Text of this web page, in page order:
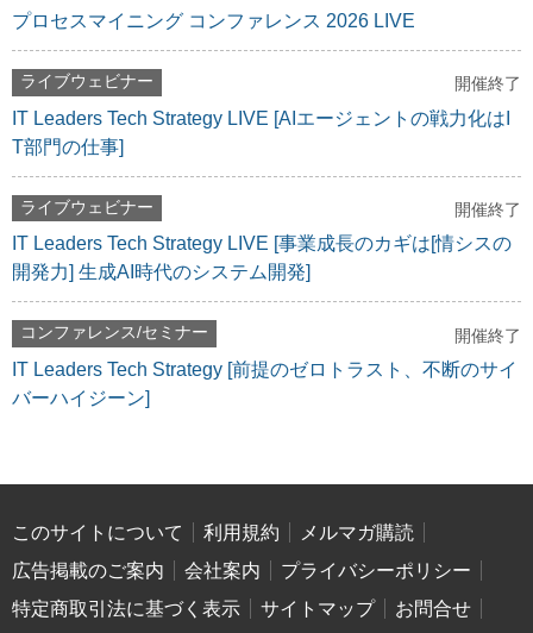
プロセスマイニング コンファレンス 2026 LIVE
ライブウェビナー 開催終了
IT Leaders Tech Strategy LIVE [AIエージェントの戦力化はI
T部門の仕事]
ライブウェビナー 開催終了
IT Leaders Tech Strategy LIVE [事業成長のカギは[情シスの
開発力] 生成AI時代のシステム開発]
コンファレンス/セミナー 開催終了
IT Leaders Tech Strategy [前提のゼロトラスト、不断のサイ
バーハイジーン]
このサイトについて 利用規約
メルマガ購読
広告掲載のご案内
会社案内
プライバシーポリシー
特定商取引法に基づく表示
サイトマップ
お問合せ